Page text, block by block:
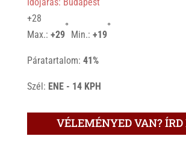
+28
Max.: +29
°
Min.: +19
°
Páratartalom: 41%
Szél: ENE - 14 KPH
VÉLEMÉNYED VAN? ÍRD